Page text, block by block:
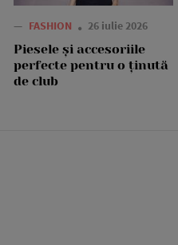
— FASHION 26 iulie 2026
Piesele și accesoriile
perfecte pentru o ținută
de club